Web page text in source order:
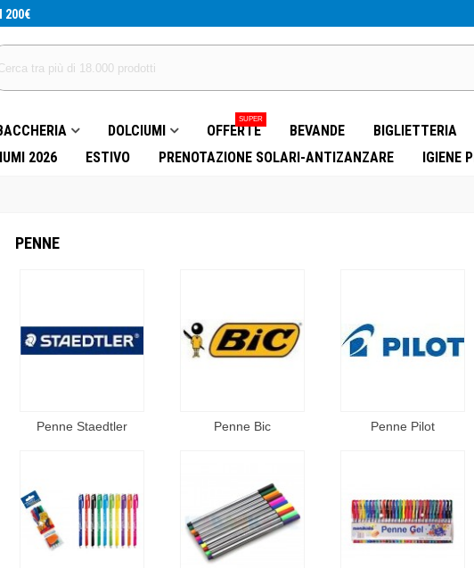
200€
DOLCIUMI OFFERTE
SUPER
BEVANDE BIGLIETTERIA
2026 ESTIVO PRENOTAZIONE SOLARI-ANTIZANZARE IGIENE
PENNE
Penne Staedtler Penne Bic Penne Pilot